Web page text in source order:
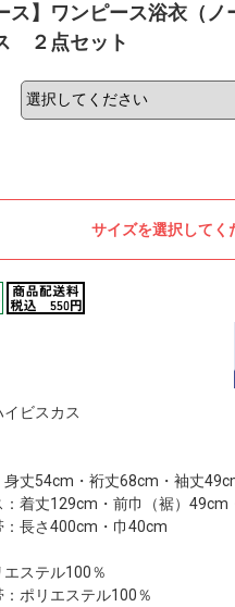
ス】ワンピース浴衣（
２点セット
サイズを選択してく
イビスカス
丈54cm・裄丈68cm・袖丈
着丈129cm・前巾（裾）49cm
長さ400cm・巾40cm
ステル100％
ポリエステル100％